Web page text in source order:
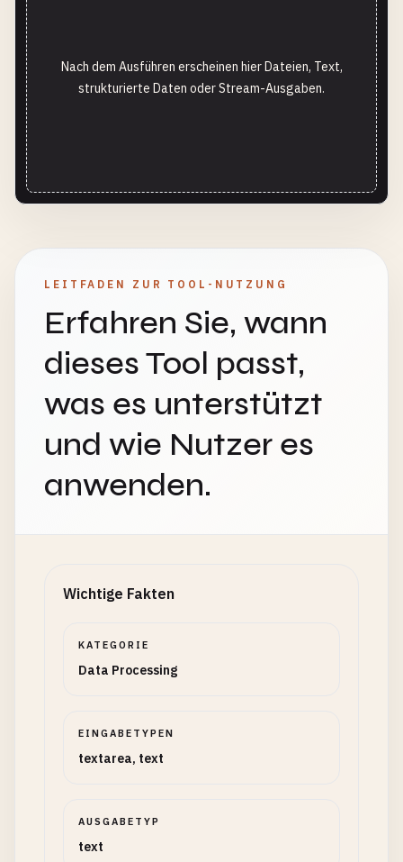
Nach dem Ausführen erscheinen hier Dateien, Text,
strukturierte Daten oder Stream-Ausgaben.
LEITFADEN ZUR TOOL-NUTZUNG
Erfahren Sie, wann
dieses Tool passt,
was es unterstützt
und wie Nutzer es
anwenden.
Wichtige Fakten
KATEGORIE
Data Processing
EINGABETYPEN
textarea, text
AUSGABETYP
text